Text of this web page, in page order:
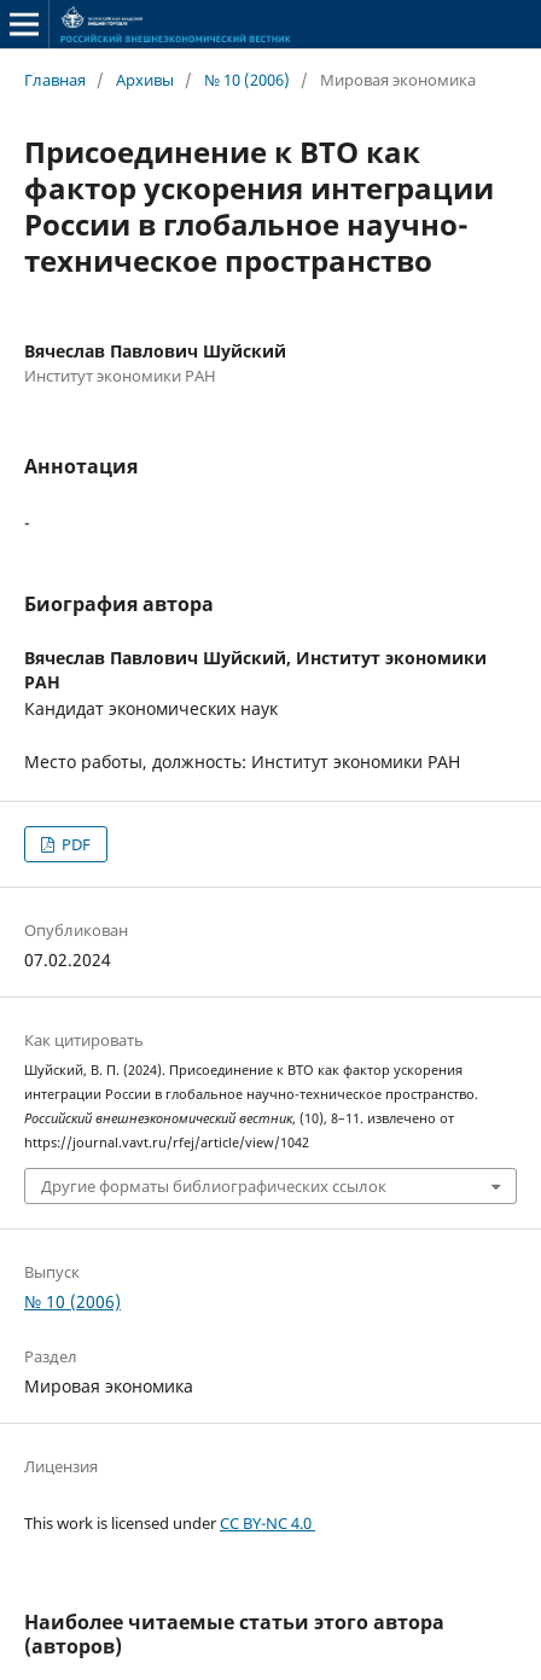
Главная / Архивы / № 10 (2006) / Мировая экономика
Присоединение к ВТО как
фактор ускорения интеграции
России в глобальное научно-
техническое пространство
Вячеслав Павлович Шуйский
Институт экономики РАН
Аннотация
-
Биография автора
Вячеслав Павлович Шуйский, Институт экономики
РАН
Кандидат экономических наук
Место работы, должность: Институт экономики РАН
PDF
Опубликован
07.02.2024
Как цитировать
Шуйский, В. П. (2024). Присоединение к ВТО как фактор ускорения
интеграции России в глобальное научно-техническое пространство.
Российский внешнеэкономический вестник, (10), 8–11. извлечено от
https://journal.vavt.ru/rfej/article/view/1042
Другие форматы библиографических ссылок
Выпуск
№ 10 (2006)
Раздел
Мировая экономика
Лицензия
This work is licensed underCC BY-NC 4.0
Наиболее читаемые статьи этого автора
(авторов)